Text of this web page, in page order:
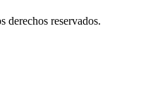
reservados.